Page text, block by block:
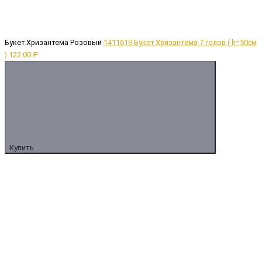
Букет Хризантема Розовый 1411619 Букет Хризантема 7 голов ( h=50cм
) 122.00 ₽
Купить